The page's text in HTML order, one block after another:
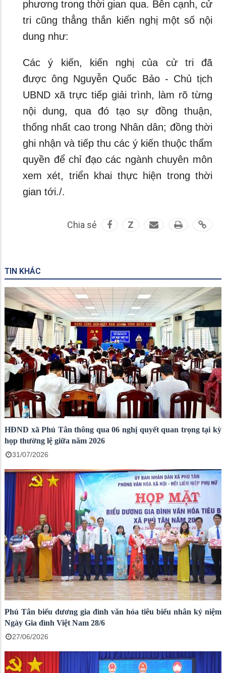
phương trong thời gian qua. Bên cạnh, cử
tri cũng thẳng thắn kiến nghị một số nội
dung như:
Các ý kiến, kiến nghị của cử tri đã
được ông Nguyễn Quốc Bảo - Chủ tịch
UBND xã trực tiếp giải trình, làm rõ từng
nội dung, qua đó tạo sự đồng thuận,
thống nhất cao trong Nhân dân; đồng thời
ghi nhận và tiếp thu các ý kiến thuộc thẩm
quyền để chỉ đạo các ngành chuyên môn
xem xét, triển khai thực hiện trong thời
gian tới./.
Chia sẻ Z
TIN KHÁC
HĐND xã Phú Tân thông qua 06 nghị quyết quan trọng tại kỳ
họp thường lệ giữa năm 2026
31/07/2026
Phú Tân biểu dương gia đình văn hóa tiêu biểu nhân kỷ niệm
Ngày Gia đình Việt Nam 28/6
27/06/2026